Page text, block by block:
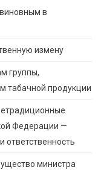
в
измену
группы,
табачной продукции
Федерации —
ответственность
министра